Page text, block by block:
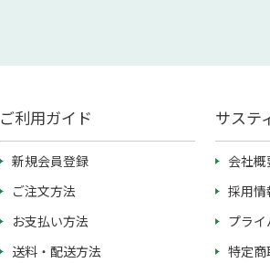
ご利用ガイド
新規会員登録
ご注文方法
お支払い方法
送料・配送方法
サステ
会社概
採用情
プライ
特定商